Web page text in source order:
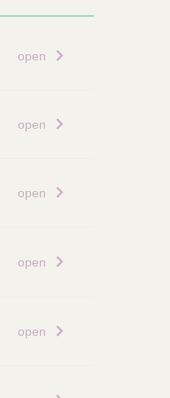
open
open
open
open
open